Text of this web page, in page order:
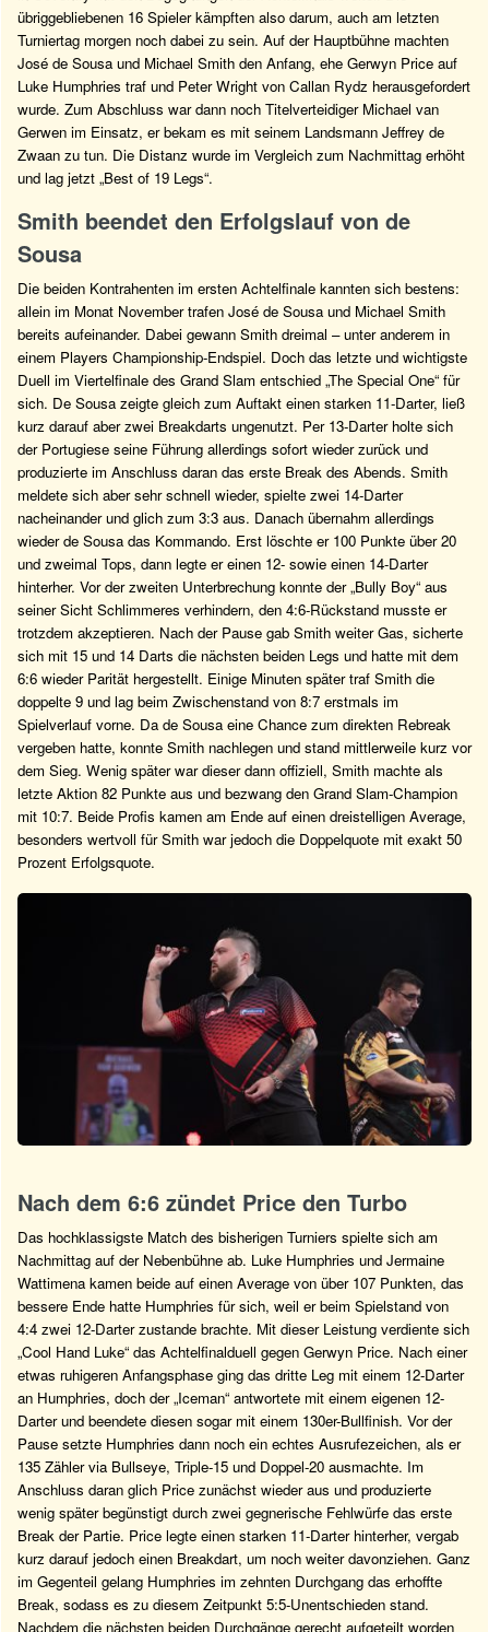
übriggebliebenen 16 Spieler kämpften also darum, auch am letzten
Turniertag morgen noch dabei zu sein. Auf der Hauptbühne machten
José de Sousa und Michael Smith den Anfang, ehe Gerwyn Price auf
Luke Humphries traf und Peter Wright von Callan Rydz herausgefordert
wurde. Zum Abschluss war dann noch Titelverteidiger Michael van
Gerwen im Einsatz, er bekam es mit seinem Landsmann Jeffrey de
Zwaan zu tun. Die Distanz wurde im Vergleich zum Nachmittag erhöht
und lag jetzt „Best of 19 Legs“.
Smith beendet den Erfolgslauf von de
Sousa
Die beiden Kontrahenten im ersten Achtelfinale kannten sich bestens:
allein im Monat November trafen José de Sousa und Michael Smith
bereits aufeinander. Dabei gewann Smith dreimal – unter anderem in
einem Players Championship-Endspiel. Doch das letzte und wichtigste
Duell im Viertelfinale des Grand Slam entschied „The Special One“ für
sich. De Sousa zeigte gleich zum Auftakt einen starken 11-Darter, ließ
kurz darauf aber zwei Breakdarts ungenutzt. Per 13-Darter holte sich
der Portugiese seine Führung allerdings sofort wieder zurück und
produzierte im Anschluss daran das erste Break des Abends. Smith
meldete sich aber sehr schnell wieder, spielte zwei 14-Darter
nacheinander und glich zum 3:3 aus. Danach übernahm allerdings
wieder de Sousa das Kommando. Erst löschte er 100 Punkte über 20
und zweimal Tops, dann legte er einen 12- sowie einen 14-Darter
hinterher. Vor der zweiten Unterbrechung konnte der „Bully Boy“ aus
seiner Sicht Schlimmeres verhindern, den 4:6-Rückstand musste er
trotzdem akzeptieren. Nach der Pause gab Smith weiter Gas, sicherte
sich mit 15 und 14 Darts die nächsten beiden Legs und hatte mit dem
6:6 wieder Parität hergestellt. Einige Minuten später traf Smith die
doppelte 9 und lag beim Zwischenstand von 8:7 erstmals im
Spielverlauf vorne. Da de Sousa eine Chance zum direkten Rebreak
vergeben hatte, konnte Smith nachlegen und stand mittlerweile kurz vor
dem Sieg. Wenig später war dieser dann offiziell, Smith machte als
letzte Aktion 82 Punkte aus und bezwang den Grand Slam-Champion
mit 10:7. Beide Profis kamen am Ende auf einen dreistelligen Average,
besonders wertvoll für Smith war jedoch die Doppelquote mit exakt 50
Prozent Erfolgsquote.
Nach dem 6:6 zündet Price den Turbo
Das hochklassigste Match des bisherigen Turniers spielte sich am
Nachmittag auf der Nebenbühne ab. Luke Humphries und Jermaine
Wattimena kamen beide auf einen Average von über 107 Punkten, das
bessere Ende hatte Humphries für sich, weil er beim Spielstand von
4:4 zwei 12-Darter zustande brachte. Mit dieser Leistung verdiente sich
„Cool Hand Luke“ das Achtelfinalduell gegen Gerwyn Price. Nach einer
etwas ruhigeren Anfangsphase ging das dritte Leg mit einem 12-Darter
an Humphries, doch der „Iceman“ antwortete mit einem eigenen 12-
Darter und beendete diesen sogar mit einem 130er-Bullfinish. Vor der
Pause setzte Humphries dann noch ein echtes Ausrufezeichen, als er
135 Zähler via Bullseye, Triple-15 und Doppel-20 ausmachte. Im
Anschluss daran glich Price zunächst wieder aus und produzierte
wenig später begünstigt durch zwei gegnerische Fehlwürfe das erste
Break der Partie. Price legte einen starken 11-Darter hinterher, vergab
kurz darauf jedoch einen Breakdart, um noch weiter davonziehen. Ganz
im Gegenteil gelang Humphries im zehnten Durchgang das erhoffte
Break, sodass es zu diesem Zeitpunkt 5:5-Unentschieden stand.
Nachdem die nächsten beiden Durchgänge gerecht aufgeteilt worden